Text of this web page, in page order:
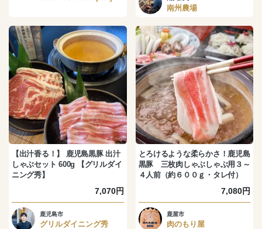
南州農場
【出汁香る！】 鹿児島黒豚 出汁
しゃぶセット 600g 【グリルダイ
ニング秀】
7,070円
鹿児島市
グリルダイニング秀
とろけるような柔らかさ！鹿児島
黒豚 三枚肉しゃぶしゃぶ用３～
４人前（約６００ｇ・タレ付）
7,080円
鹿屋市
肉のもり屋